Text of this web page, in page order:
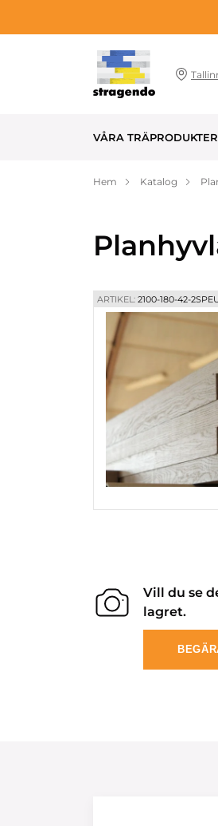
VÅRA TRÄPRODUKTER
Hem Katalog
ARTIKEL: 2100-180-42-
Vill du se
lagret.